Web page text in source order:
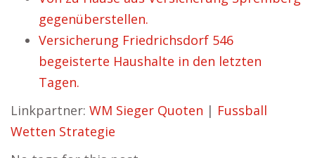
gegenüberstellen.
Versicherung Friedrichsdorf 546
begeisterte Haushalte in den letzten
Tagen.
Linkpartner: WM Sieger Quoten | Fussball
Wetten Strategie